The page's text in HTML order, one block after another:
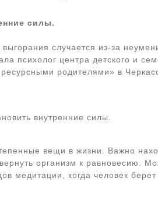
силы.
случается из-за
психолог центра детского и
родителями» в
внутренние силы.
вещи в жизни. Важно
организм к равновесию.
медитации, когда человек